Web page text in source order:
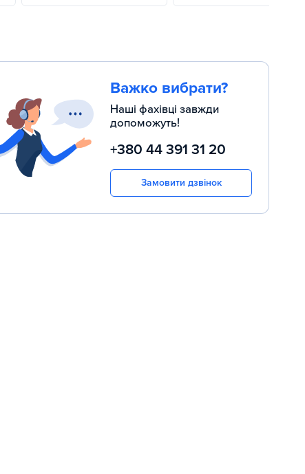
Важко вибрати?
Наші фахівці завжди
допоможуть!
+380 44 391 31 20
Замовити дзвінок